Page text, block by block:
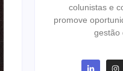
colunistas e
promove
gestão